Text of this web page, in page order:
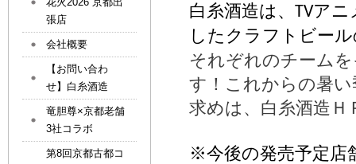
白糸酒造は 、TVアニ
した クラフトビー
それぞれのチーム
す！これからの暑
求めは、白糸酒造Ｈ
※今後の発売予定
張店
会社概要
【お問い合わ
せ】白糸酒造
竜胆尊×京都老舗
3社コラボ
第8回京都古都コ